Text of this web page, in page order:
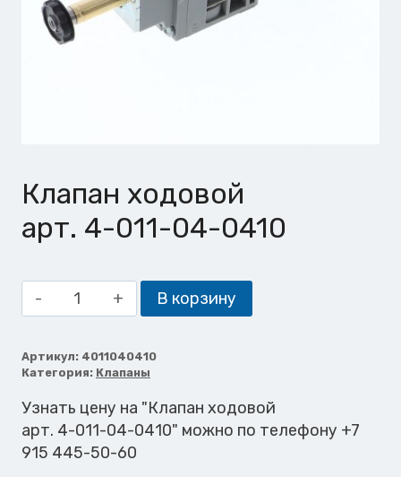
Клапан ходовой
арт. 4-011-04-0410
Количество
товара
ходовой
В корзину
Артикул: 4011040410
Категория: Клапаны
Узнать цену на "Клапан ходовой
арт. 4-011-04-0410" можно по телефону +7
915 445-50-60